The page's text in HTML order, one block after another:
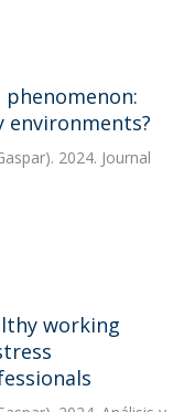
environments?
2024. Journal
working